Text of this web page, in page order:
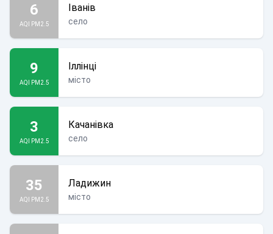
6
AQI PM2.5
Іванів
село
9
AQI PM2.5
Іллінці
місто
3
AQI PM2.5
Качанівка
село
35
AQI PM2.5
Ладижин
місто